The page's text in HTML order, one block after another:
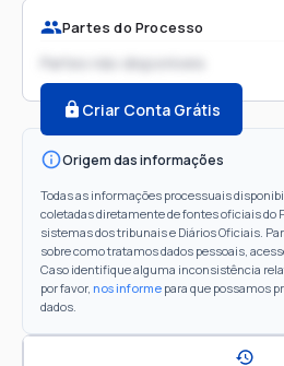
Partes do Processo
Partes não disponíveis
Criar Conta Grátis
Origem das informações
Todas as informações processuais
coletadas diretamente de fontes oficiais do
sistemas dos tribunais e Diários Oficiais.
sobre como tratamos dados pessoais,
Caso identifique alguma inconsistência
por favor, nos informe para que possamos
dados.